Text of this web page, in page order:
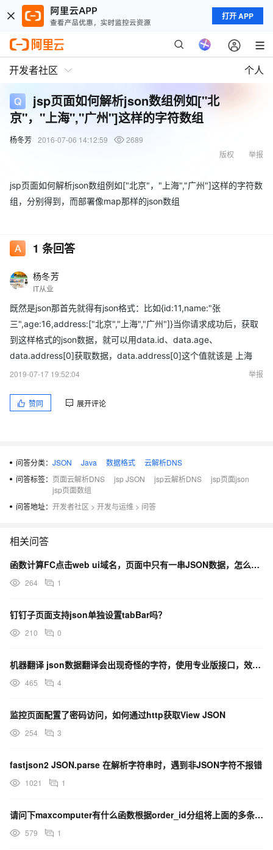
打开 APP
开发者社区 个人
jsp页面如何解析json数组例如["北
京"，"上海","广州"]这样的字符数组
杨冬芳 2016-07-06 14:12:59
2689
举报
版权
jsp页面如何解析json数组例如["北京"，"上海","广州"]这样的字符数
组，分别得到，而部署像map那样的json数组
1 条回答
杨冬芳
IT从业
既然是json那首先就得有json格式：比如{id:11,name:"张
三",age:16,address:["北京","上海","广州"]}当你请求成功后，获取
到这样格式的json数据，就可以用data.id、data.age、
data.address[0]获取数据，data.address[0]这个值就该是 上海
2019-07-17 19:52:04
举报
赞同 展开评论
问答分类： JSON Java 数据格式
云解析DNS
问答标签： 页面云解析DNS jsp JSON jsp云解析DNS
jsp页面json
jsp页面数组
问答地址： 开发者社区 > 开发与运维 > 问答
相关问答
函数计算FC点击web ui域名，页面中只有一串JSON数据，怎么回事？
264 1
钉钉子页面支持json单独设置tabBar吗？
210 0
机器翻译 json数据翻译会出现奇怪的字符，使用专业版接口，效果是一样的，这个有什么办法解决吗？
465 4
监控页面配置了密码访问，如何通过http获取View JSON
254 3
fastjson2 JSON.parse 在解析字符串时，遇到非JSON字符不报错
1021 1
请问下maxcomputer有什么函数根据order_id分组将上面的多条记录转化为一条json字符
579 1